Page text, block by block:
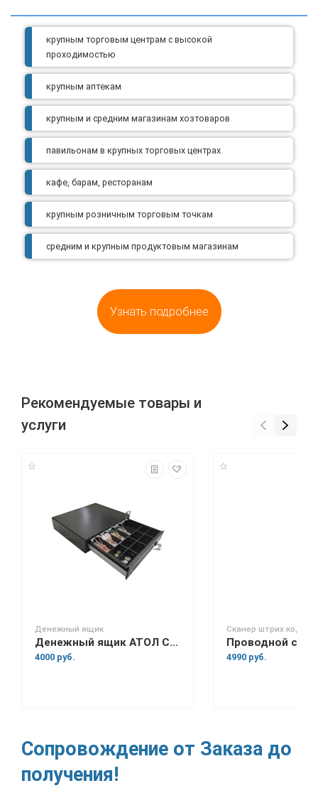
крупным торговым центрам с высокой
проходимостью
крупным аптекам
крупным и средним магазинам хозтоваров
павильонам в крупных торговых центрах
кафе, барам, ресторанам
крупным розничным торговым точкам
средним и крупным продуктовым магазинам
Узнать подробнее
Рекомендуемые товары и
услуги
Денежный ящик
Денежный ящик АТОЛ CD-410
4000 руб.
Сканер штрих кода
4990 руб.
Сопровождение от Заказа до
получения!